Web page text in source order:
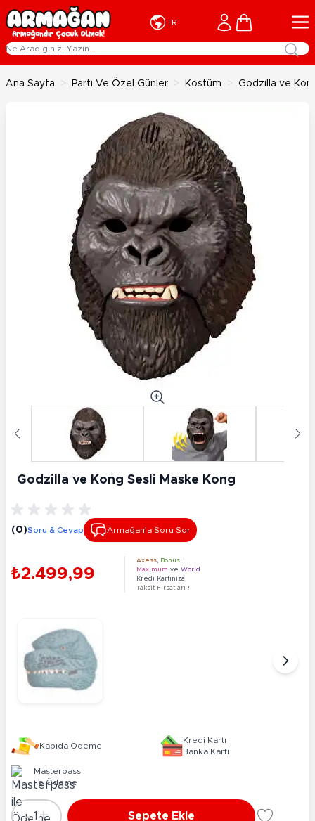
İçeriğe geç
TR Cart
Ana Sayfa > Parti Ve Özel Günler > Kostüm > Godzilla ve
Godzilla ve Kong Sesli Maske Kong
(0)Soru & Cevap Armağan’a Soru Sor
₺2.499,99
Axess Bonus
Maximum ve World
Kredi Kartınıza
Taksit Fırsatları !
Kapıda Ödeme
Kredi Kartı
Banka Kartı
Masterpass
ile Ödeme
1 + Sepete Ekle